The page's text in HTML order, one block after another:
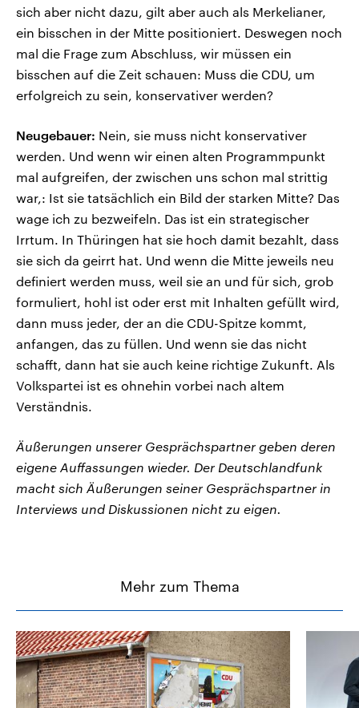
sich aber nicht dazu, gilt aber auch als Merkelianer,
ein bisschen in der Mitte positioniert. Deswegen noch
mal die Frage zum Abschluss, wir müssen ein
bisschen auf die Zeit schauen: Muss die CDU, um
erfolgreich zu sein, konservativer werden?
Neugebauer: Nein, sie muss nicht konservativer
werden. Und wenn wir einen alten Programmpunkt
mal aufgreifen, der zwischen uns schon mal strittig
war,: Ist sie tatsächlich ein Bild der starken Mitte? Das
wage ich zu bezweifeln. Das ist ein strategischer
Irrtum. In Thüringen hat sie hoch damit bezahlt, dass
sie sich da geirrt hat. Und wenn die Mitte jeweils neu
definiert werden muss, weil sie an und für sich, grob
formuliert, hohl ist oder erst mit Inhalten gefüllt wird,
dann muss jeder, der an die CDU-Spitze kommt,
anfangen, das zu füllen. Und wenn sie das nicht
schafft, dann hat sie auch keine richtige Zukunft. Als
Volkspartei ist es ohnehin vorbei nach altem
Verständnis.
Äußerungen unserer Gesprächspartner geben deren
eigene Auffassungen wieder. Der Deutschlandfunk
macht sich Äußerungen seiner Gesprächspartner in
Interviews und Diskussionen nicht zu eigen.
Mehr zum Thema